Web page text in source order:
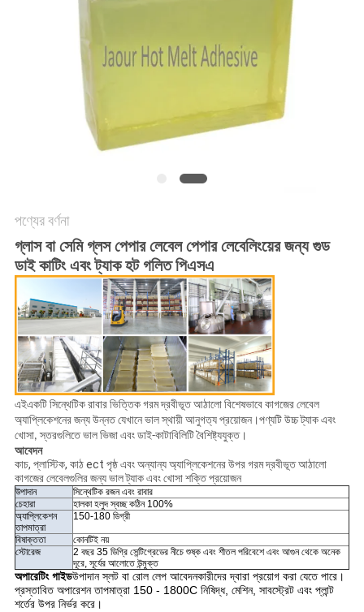
পণ্যের বর্ণনা
গ্লাস বা সেমি গ্লস পেপার লেবেল পেপার লেবেলিংয়ের জন্য গুড
ডাই কাটিং এবং ট্যাক হট গলিত পিএসএ
এইএকটি সিন্থেটিক রাবার ভিত্তিক গরম দ্রবীভূত আঠালো বিশেষভাবে কাগজের লেবেল
অ্যাপ্লিকেশনের জন্য উন্নত যেখানে ভাল স্থায়ী আনুগত্য প্রয়োজন।পণ্যটি উচ্চ ট্যাক এবং
খোসা, স্তরগুলিতে ভাল ভিজা এবং ডাই-কাটাবিলিটি বৈশিষ্ট্যযুক্ত।
আবেদন
কাচ, প্লাস্টিক, কাঠ ect পৃষ্ঠ এবং অন্যান্য অ্যাপ্লিকেশনের উপর গরম দ্রবীভূত আঠালো
কাগজের লেবেলগুলির জন্য ভাল ট্যাক এবং খোসা শক্তি প্রয়োজন
উপাদান
সিন্থেটিক রজন এবং রাবার
চেহারা
হালকা হলুদ স্বচ্ছ কঠিন 100%
অ্যাপ্লিকেশন
তাপমাত্রা
150-180 ডিগ্রী
বিষাক্ততা
কোনটিই নয়
স্টোরেজ
2 বছর 35 ডিগ্রি সেন্টিগ্রেডের নীচে শুষ্ক এবং শীতল পরিবেশে এবং আগুন থেকে অনেক
দূরে, সূর্যের আলোতে উন্মুক্ত
অপারেটিং গাইডউপাদান স্লট বা রোল লেপ আবেদনকারীদের দ্বারা প্রয়োগ করা যেতে পারে।
প্রস্তাবিত অপারেশন তাপমাত্রা 150 - 1800C নিষিদ্ধ, মেশিন, সাবস্ট্রেট এবং প্লান্ট
শর্তের উপর নির্ভর করে।